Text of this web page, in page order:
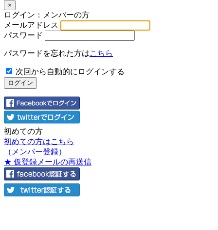
×
ログイン：メンバーの方
メールアドレス
パスワード
パスワードを忘れた方はこちら
次回から自動的にログインする
初めての方
初めての方はこちら
（メンバー登録）
★ 仮登録メールの再送信